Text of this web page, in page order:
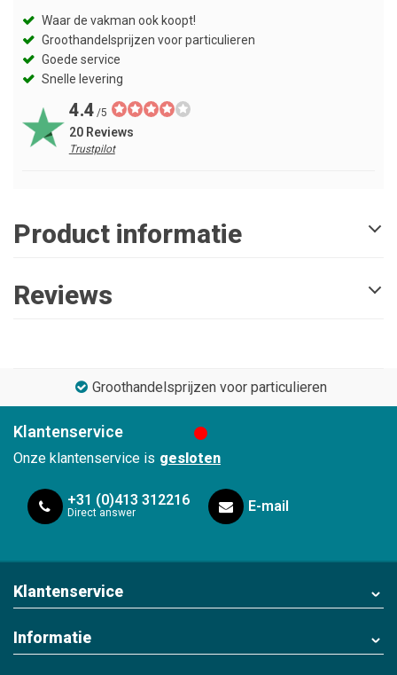
Waar de vakman ook koopt!
Groothandelsprijzen voor particulieren
Goede service
Snelle levering
4.4 /5
20 Reviews
Trustpilot
Product informatie
Reviews
Groothandelsprijzen voor particulieren
Klantenservice
Onze klantenservice is gesloten
+31 (0)413 312216
Direct answer E-mail
Klantenservice
Informatie